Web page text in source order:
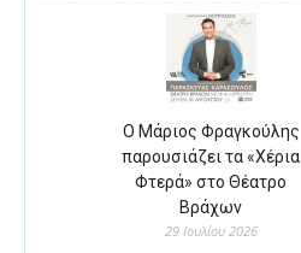
Ο Μάριος Φραγκούλης
παρουσιάζει τα «Χέρια
Φτερά» στο Θέατρο
Βράχων
29 Ιουλίου 2026